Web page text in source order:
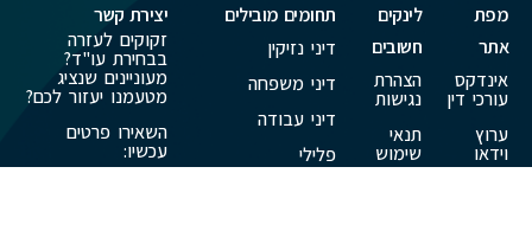
מפת
אתר
אינדקס
עורכי דין
ערוץ
וידאו
משפטי
לינקים
חשובים
הצהרת
נגישות
תנאי
שימוש
תחומים מובילים
דיני נזיקין
דיני משפחה
דיני עבודה
פלילי
יצירת קשר
זקוקים לעזרה
בבחירת עו"ד?
מעוניינים שנציג
מטעמנו יעזור לכם?
השאירו פרטים
עכשיו: